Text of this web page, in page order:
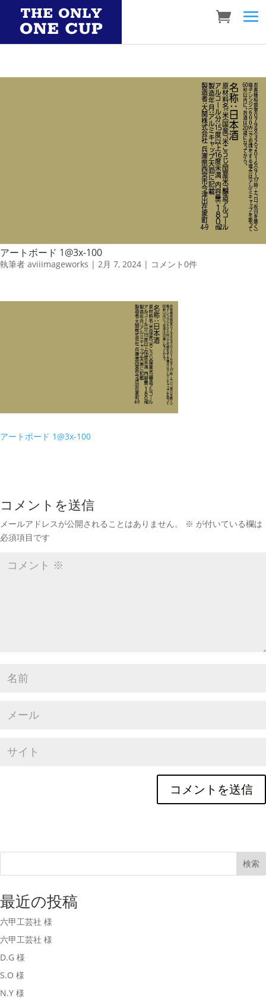
アートボード 1@3x-100
執筆者 aviiimageworks | 2月 7, 2024 | コメント0件
アートボード 1@3x-100
コメントを送信
メールアドレスが公開されることはありません。 ※ が付いている欄は
必須項目です
検索
最近の投稿
六甲工芸社 様
六甲工芸社 様
D.G 様
S.O 様
N.Y 様